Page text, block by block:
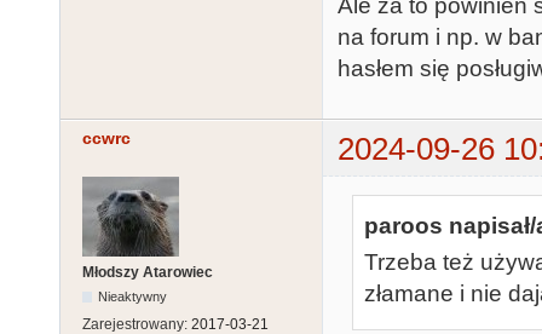
Ale za to powinien
na forum i np. w
hasłem się
ccwrc 2024-09-26
Młodszy Atarowiec
Nieaktywny
Zarejestrowany: 2017-03-21
paroos napisał/
Trzeba też
złamane i nie